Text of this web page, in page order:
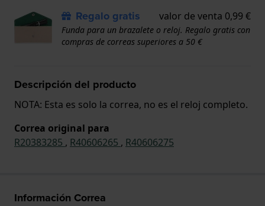
Regalo gratis valor de venta 0,99 €
Funda para un brazalete o reloj. Regalo gratis con
compras de correas superiores a 50 €
Descripción del producto
NOTA: Esta es solo la correa, no es el reloj completo.
Correa original para
R20383285 , R40606265 , R40606275
Información Correa